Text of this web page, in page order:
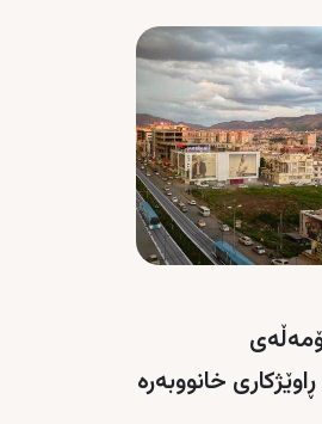
خانووبەرە